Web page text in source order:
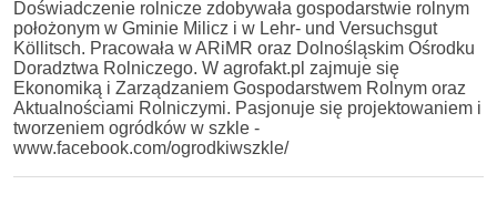
Doświadczenie rolnicze zdobywała gospodarstwie rolnym
położonym w Gminie Milicz i w Lehr- und Versuchsgut
Köllitsch. Pracowała w ARiMR oraz Dolnośląskim Ośrodku
Doradztwa Rolniczego. W agrofakt.pl zajmuje się
Ekonomiką i Zarządzaniem Gospodarstwem Rolnym oraz
Aktualnościami Rolniczymi. Pasjonuje się projektowaniem i
tworzeniem ogródków w szkle -
www.facebook.com/ogrodkiwszkle/